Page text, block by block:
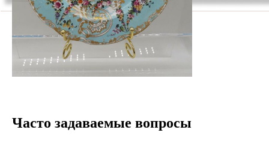
Часто задаваемые вопросы